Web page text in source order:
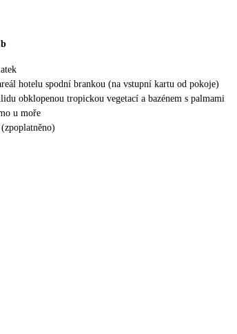
hotelu spodní brankou (na vstupní kartu od pokoje)
obklopenou tropickou vegetací a bazénem s palmami
u moře